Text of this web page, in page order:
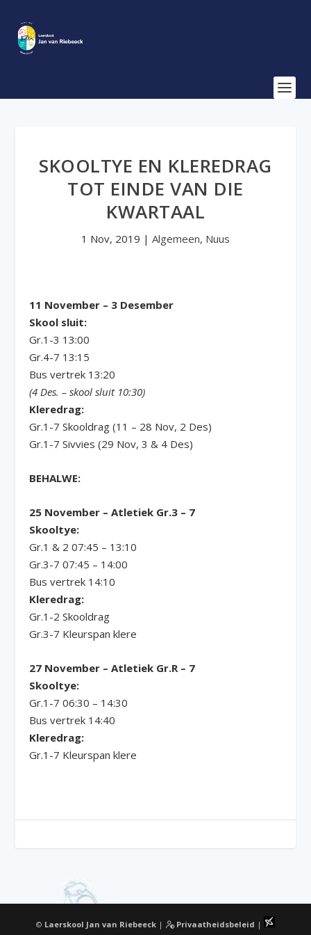
SKOOLTYE EN KLEREDRAG
TOT EINDE VAN DIE
KWARTAAL
1 Nov, 2019 | Algemeen, Nuus
11 November – 3 Desember
Skool sluit:
Gr.1-3 13:00
Gr.4-7 13:15
Bus vertrek 13:20
(4 Des. – skool sluit 10:30)
Kleredrag:
Gr.1-7 Skooldrag (11 – 28 Nov, 2 Des)
Gr.1-7 Sivvies (29 Nov, 3 & 4 Des)
BEHALWE:
25 November – Atletiek Gr.3 – 7
Skooltye:
Gr.1 & 2 07:45 – 13:10
Gr.3-7 07:45 – 14:00
Bus vertrek 14:10
Kleredrag:
Gr.1-2 Skooldrag
Gr.3-7 Kleurspan klere
27 November – Atletiek Gr.R – 7
Skooltye:
Gr.1-7 06:30 – 14:30
Bus vertrek 14:40
Kleredrag:
Gr.1-7 Kleurspan klere
© Laerskool Jan van Riebeeck| Privaatheidsbeleid |